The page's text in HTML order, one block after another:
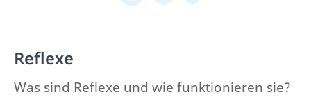
Reflexe
Was sind Reflexe und wie funktionieren sie?